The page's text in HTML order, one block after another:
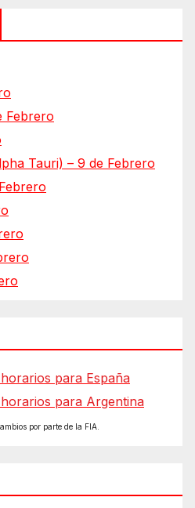
Febrero
Tauri) – 9 de Febrero
para España
para Argentina
por parte de la FIA.